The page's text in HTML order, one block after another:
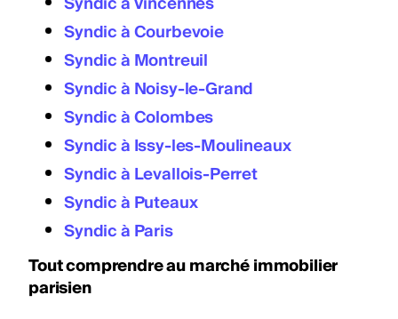
Syndic à Courbevoie
Syndic à Montreuil
Syndic à Noisy-le-Grand
Syndic à Colombes
Syndic à Issy-les-Moulineaux
Syndic à Levallois-Perret
Syndic à Puteaux
Syndic à Paris
Tout comprendre au marché immobilier
parisien